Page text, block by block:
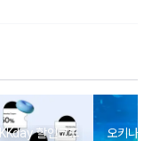
KKday 할인코드
오키나